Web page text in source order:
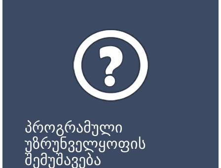
პროგრამული
უზრუნველყოფის
შემუშავება